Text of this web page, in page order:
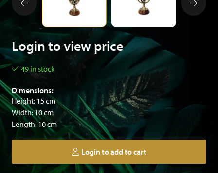
Login to view price
49 in stock
Dimensions:
Height: 15 cm
Width: 10 cm
Length: 10 cm
Login to add to cart